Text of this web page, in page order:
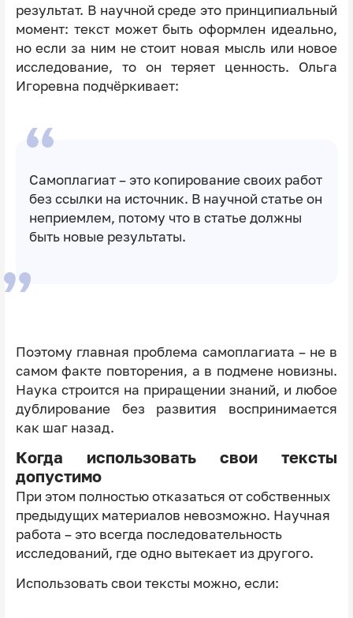
результат. В научной среде это принципиальный
момент: текст может быть оформлен идеально,
но если за ним не стоит новая мысль или новое
исследование, то он теряет ценность. Ольга
Игоревна подчёркивает:
Самоплагиат – это копирование своих работ
без ссылки на источник. В научной статье он
неприемлем, потому что в статье должны
быть новые результаты.
Поэтому главная проблема самоплагиата – не в
самом факте повторения, а в подмене новизны.
Наука строится на приращении знаний, и любое
дублирование без развития воспринимается
как шаг назад.
Когда использовать свои тексты
допустимо
При этом полностью отказаться от собственных
предыдущих материалов невозможно. Научная
работа – это всегда последовательность
исследований, где одно вытекает из другого.
Использовать свои тексты можно, если: